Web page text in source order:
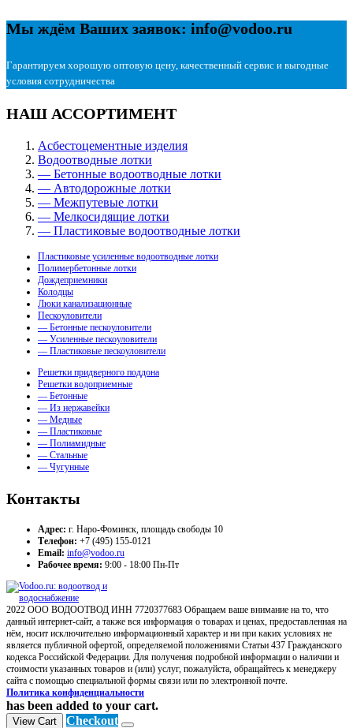
Мы ждём Ваших заявок: info@vodoo.ru
Гарантируем хорошую оптовую цену, качественный сервис и выгодные
условия сотрудничества
НАШ АССОРТИМЕНТ
Асбестоцементные изделия
Водоотводные лотки
— Бетонные водоотводные лотки
— Автодорожные лотки
— Межпутевые лотки
— Мелкосидящие лотки
— Пластиковые водоотводные лотки
Пластиковые усиленные водоотводные лотки
Полимербетонные лотки
Дождеприемники
Колодцы
Люки канализационные
Пескоуловители
— Бетонные пескоуловители
— Усиленные пескоуловители
— Пластиковые пескоуловители
Решетки придверного поддона
Решетки водоприемные
— Бетонные
— Из нержавейки
— Медные
— Пластиковые
— Полиамидные
— Стальные
— Чугунные
Контакты
Адрес: г. Наро-Фоминск, площадь свободы 10
Телефон: +7 (495) 155-0121
Email: info@vodoo.ru
Рабочее время: 9:00 - 18:00 Пн-Пт
2022 ООО ВОДООТВОД ИНН 7720377683 Обращаем ваше внимание на то, что
данный интернет-сайт, а также вся информация о товарах и ценах, предоставленная на
нём, носит исключительно информационный характер и ни при каких условиях не
является публичной офертой, определяемой положениями Статьи 437 Гражданского
кодекса Российской Федерации. Для получения подробной информации о наличии и
стоимости указанных товаров и (или) услуг, пожалуйста, обращайтесь к менеджеру
сайта с помощью специальной формы связи или по электронной почте.
Политика конфиденциальности
has been added to your cart.
View Cart Checkout